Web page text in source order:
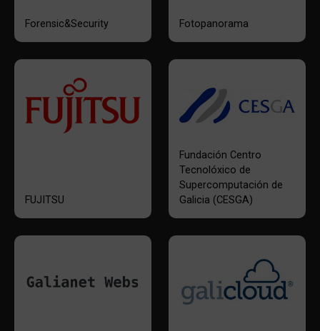
Forensic&Security Fotopanorama
FUJITSU
Fundación Centro
Tecnolóxico de
Supercomputación de
Galicia (CESGA)